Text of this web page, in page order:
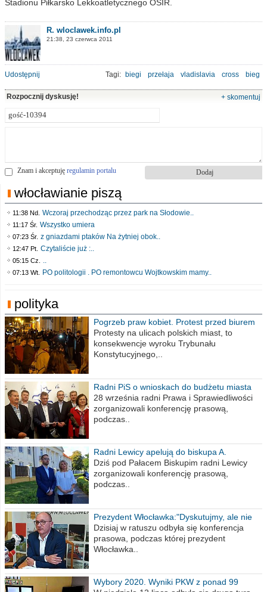
Stadionu Piłkarsko Lekkoatletycznego OSIR.
R. wloclawek.info.pl
21:38, 23 czerwca 2011
Udostępnij Tagi: biegi przełaja vladislavia cross bieg
Rozpocznij dyskusję! + skomentuj
Znam i akceptuję regulamin portalu
włocławianie piszą
11:38 Nd. Wczoraj przechodząc przez park na Słodowie..
11:17 Śr. Wszystko umiera
07:23 Śr. z gniazdami ptaków Na żytniej obok..
12:47 Pt. Czytaliście już :..
05:15 Cz. ..
07:13 Wt. PO politologii . PO remontowcu Wojtkowskim mamy..
polityka
Pogrzeb praw kobiet. Protest przed biurem
poselskim PiS
Protesty na ulicach polskich miast, to
konsekwencje wyroku Trybunału
Konstytucyjnego,..
Radni PiS o wnioskach do budżetu miasta
na 2021 rok
28 września radni Prawa i Sprawiedliwości
zorganizowali konferencję prasową,
podczas..
Radni Lewicy apelują do biskupa A.
Wiesława Meringa
Dziś pod Pałacem Biskupim radni Lewicy
zorganizowali konferencję prasową,
podczas..
Prezydent Włocławka:"Dyskutujmy, ale nie
obrażajmy się”
Dzisiaj w ratuszu odbyła się konferencja
prasowa, podczas której prezydent
Włocławka..
Wybory 2020. Wyniki PKW z ponad 99